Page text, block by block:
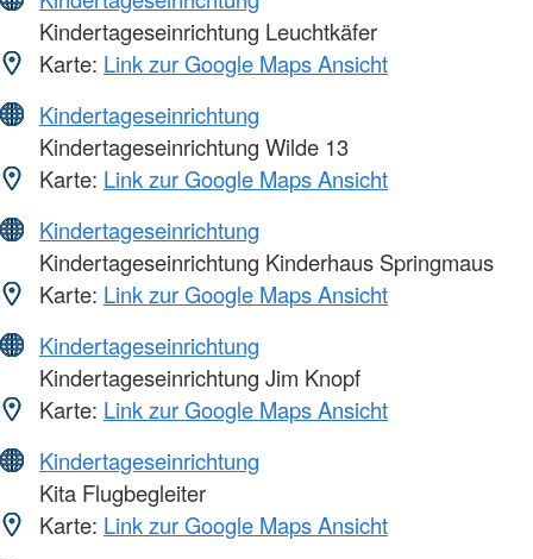
Kindertageseinrichtung Leuchtkäfer
Karte: Link zur Google Maps Ansicht
Kindertageseinrichtung
Kindertageseinrichtung Wilde 13
Karte: Link zur Google Maps Ansicht
Kindertageseinrichtung
Kindertageseinrichtung Kinderhaus Springmaus
Karte: Link zur Google Maps Ansicht
Kindertageseinrichtung
Kindertageseinrichtung Jim Knopf
Karte: Link zur Google Maps Ansicht
Kindertageseinrichtung
Kita Flugbegleiter
Karte: Link zur Google Maps Ansicht